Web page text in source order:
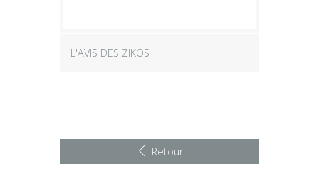
L'AVIS DES ZIKOS
Retour